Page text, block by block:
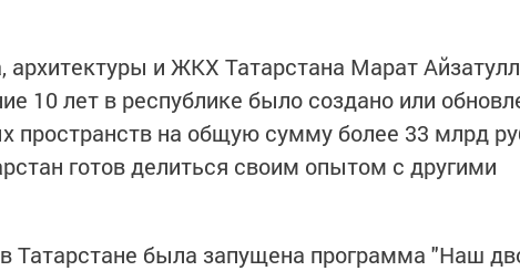
архитектуры и ЖКХ Татарстана Марат
10 лет в республике было создано или
пространств на общую сумму более 33 млрд
готов делиться своим опытом с другими
Татарстане была запущена программа "Наш